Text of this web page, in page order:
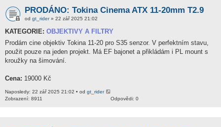
PRODÁNO: Tokina Cinema ATX 11-20mm T2.9
od gt_rider» 22 zář 2025 21:02
KATEGORIE: OBJEKTIVY A FILTRY
Prodám cine objektiv Tokina 11-20 pro S35 senzor. V perfektním stavu,
použit pouze na jeden projekt. Má EF bajonet a přikládám i PL mount s
kroužky na šimování.
Cena: 19000 Kč
Naposledy: 22 zář 2025 21:02 • od gt_rider
Odpovědi: 0
Zobrazení: 8911